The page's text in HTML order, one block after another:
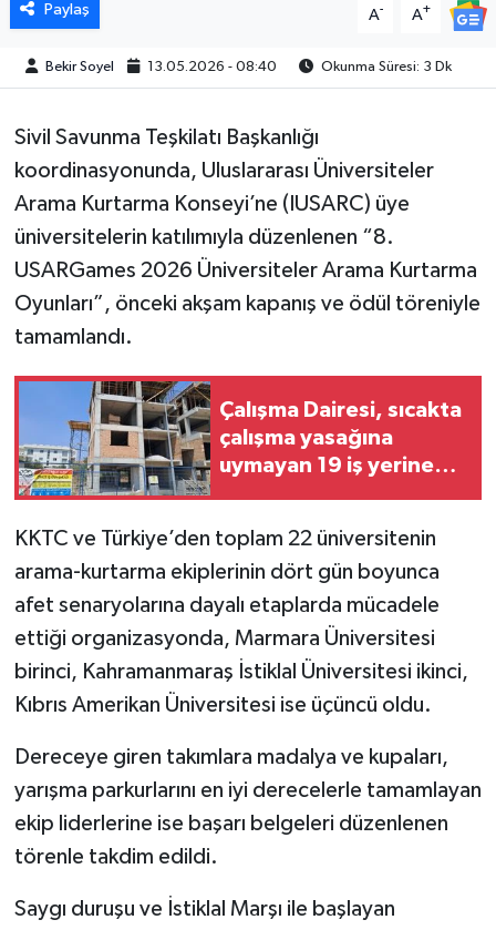
Paylaş A- A+
Bekir Soyel 13.05.2026 - 08:40 Okunma Süresi: 3 Dk
Sivil Savunma Teşkilatı Başkanlığı
koordinasyonunda, Uluslararası Üniversiteler
Arama Kurtarma Konseyi’ne (IUSARC) üye
üniversitelerin katılımıyla düzenlenen “8.
USARGames 2026 Üniversiteler Arama Kurtarma
Oyunları”, önceki akşam kapanış ve ödül töreniyle
tamamlandı.
Çalışma Dairesi, sıcakta
çalışma yasağına
uymayan 19 iş yerine
KKTC ve Türkiye’den toplam 22 üniversitenin
arama-kurtarma ekiplerinin dört gün boyunca
afet senaryolarına dayalı etaplarda mücadele
ettiği organizasyonda, Marmara Üniversitesi
birinci, Kahramanmaraş İstiklal Üniversitesi ikinci,
Kıbrıs Amerikan Üniversitesi ise üçüncü oldu.
Dereceye giren takımlara madalya ve kupaları,
yarışma parkurlarını en iyi derecelerle tamamlayan
ekip liderlerine ise başarı belgeleri düzenlenen
törenle takdim edildi.
Saygı duruşu ve İstiklal Marşı ile başlayan